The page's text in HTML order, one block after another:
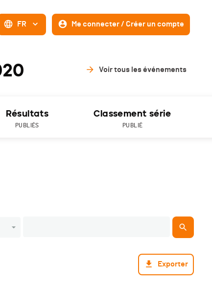
FR Me connecter / Créer un compte
Voir tous les événements
Résultats
PUBLIÉS
Classement série
PUBLIÉ
Exporter